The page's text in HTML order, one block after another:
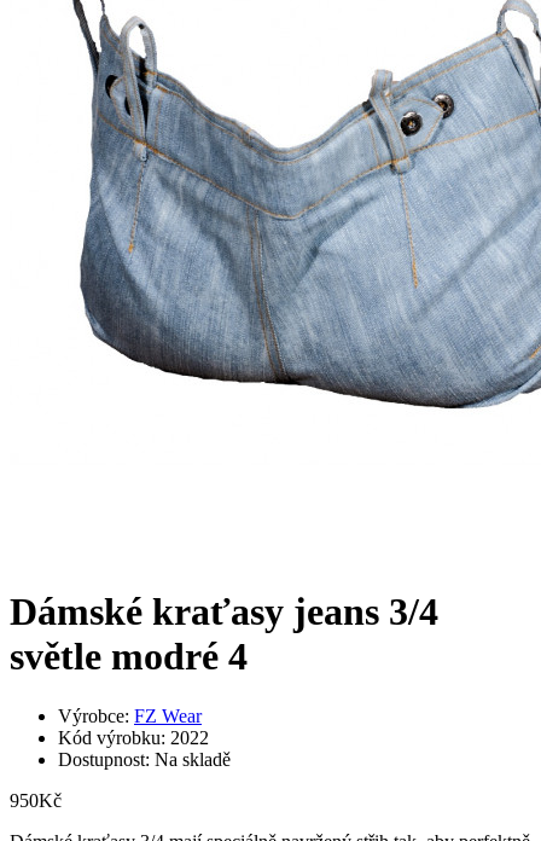
Dámské kraťasy jeans 3/4
světle modré 4
Výrobce: FZ Wear
Kód výrobku: 2022
Dostupnost: Na skladě
950Kč